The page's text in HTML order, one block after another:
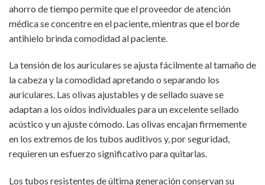
ahorro de tiempo permite que el proveedor de atención
médica se concentre en el paciente, mientras que el borde
antihielo brinda comodidad al paciente.
La tensión de los auriculares se ajusta fácilmente al tamaño de
la cabeza y la comodidad apretando o separando los
auriculares. Las olivas ajustables y de sellado suave se
adaptan a los oídos individuales para un excelente sellado
acústico y un ajuste cómodo. Las olivas encajan firmemente
en los extremos de los tubos auditivos y, por seguridad,
requieren un esfuerzo significativo para quitarlas.
Los tubos resistentes de última generación conservan su